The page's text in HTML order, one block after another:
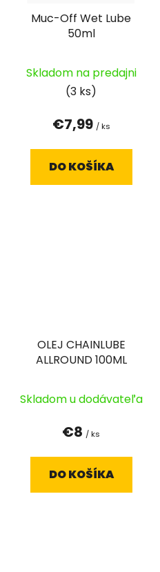
Muc-Off Wet Lube
50ml
Skladom na predajni
(3 ks)
€7,99 / ks
DO KOŠÍKA
OLEJ CHAINLUBE
ALLROUND 100ML
Skladom u dodávateľa
€8 / ks
DO KOŠÍKA